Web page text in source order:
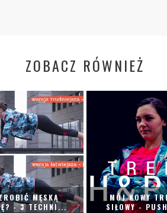
ZOBACZ RÓWNIEŻ
MĘSKĄ
- 3 TECHNI...
MÓJ NOWY
SIŁOWY -